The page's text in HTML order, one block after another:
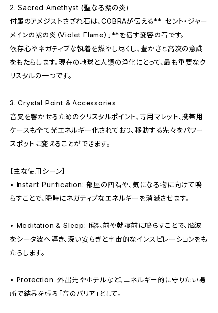
2. Sacred Amethyst (聖なる紫の炎)
付属のアメジストさざれ石は、COBRAが伝える**「セント・ジャー
メインの紫の炎（Violet Flame）」**を宿す変容の石です。
依存心やネガティブな執着を燃やし尽くし、豊かさと高次の意識
をもたらします。現在の地球と人類の浄化にとって、最も重要なク
リスタルの一つです。
3. Crystal Point & Accessories
音叉を響かせるためのクリスタルポイント、専用マレット、携帯用
ケースも全て光エネルギー化されており、移動する先々をパワー
スポットに変えることができます。
【主な使用シーン】
• Instant Purification: 部屋の四隅や、気になる物に向けて鳴
らすことで、瞬時にネガティブなエネルギーを消滅させます。
• Meditation & Sleep: 瞑想前や就寝前に鳴らすことで、脳波
をシータ波へ導き、深い安らぎと宇宙的なインスピレーションをも
たらします。
• Protection: 外出先やホテルなど、エネルギー的に守りたい場
所で結界を張る「音のバリア」として。